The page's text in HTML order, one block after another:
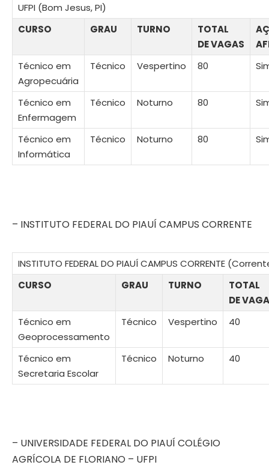
UFPI (Bom Jesus, PI)
CURSO
GRAU TURNO
TOTAL
DE VAGAS
Técnico em
Agropecuária
Técnico Vespertino 80
Técnico em
Enfermagem
Técnico Noturno 80
Técnico em
Informática
Técnico Noturno 80
– INSTITUTO FEDERAL DO PIAUÍ CAMPUS CORRENTE
INSTITUTO FEDERAL DO PIAUÍ CAMPUS CORRENTE
CURSO
GRAU TURNO
TOTAL
DE
Técnico em
Geoprocessamento
Técnico Vespertino 40
Técnico em
Secretaria Escolar
Técnico Noturno 40
– UNIVERSIDADE FEDERAL DO PIAUÍ COLÉGIO
AGRÍCOLA DE FLORIANO – UFPI